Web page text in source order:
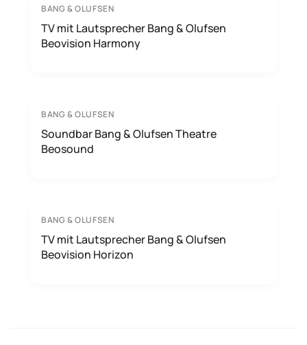
BANG & OLUFSEN
TV mit Lautsprecher Bang & Olufsen
Beovision Harmony
BANG & OLUFSEN
Soundbar Bang & Olufsen Theatre
Beosound
BANG & OLUFSEN
TV mit Lautsprecher Bang & Olufsen
Beovision Horizon